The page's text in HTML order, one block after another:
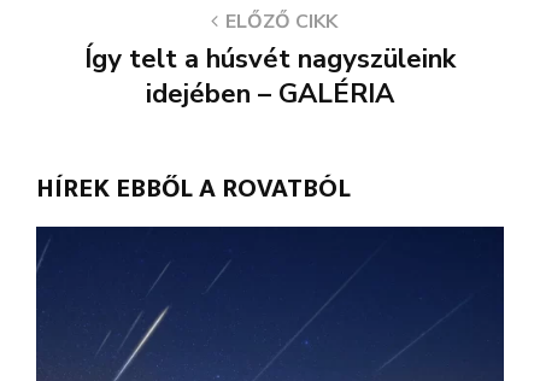
ELŐZŐ CIKK
Így telt a húsvét nagyszüleink
idejében – GALÉRIA
HÍREK EBBŐL A ROVATBÓL